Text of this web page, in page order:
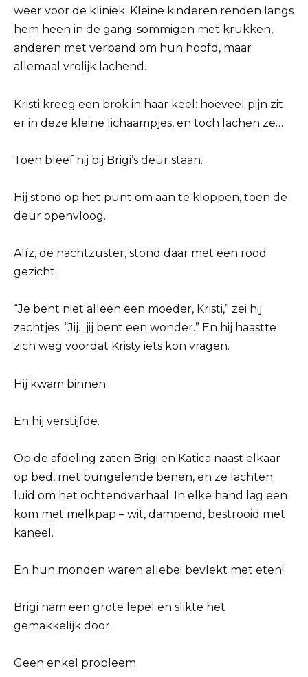
weer voor de kliniek. Kleine kinderen renden langs
hem heen in de gang: sommigen met krukken,
anderen met verband om hun hoofd, maar
allemaal vrolijk lachend.
Kristi kreeg een brok in haar keel: hoeveel pijn zit
er in deze kleine lichaampjes, en toch lachen ze…
Toen bleef hij bij Brigi’s deur staan.
Hij stond op het punt om aan te kloppen, toen de
deur openvloog.
Alíz, de nachtzuster, stond daar met een rood
gezicht.
“Je bent niet alleen een moeder, Kristi,” zei hij
zachtjes. “Jij…jij bent een wonder.” En hij haastte
zich weg voordat Kristy iets kon vragen.
Hij kwam binnen.
En hij verstijfde.
Op de afdeling zaten Brigi en Katica naast elkaar
op bed, met bungelende benen, en ze lachten
luid om het ochtendverhaal. In elke hand lag een
kom met melkpap – wit, dampend, bestrooid met
kaneel.
En hun monden waren allebei bevlekt met eten!
Brigi nam een ​​grote lepel en slikte het
gemakkelijk door.
Geen enkel probleem.